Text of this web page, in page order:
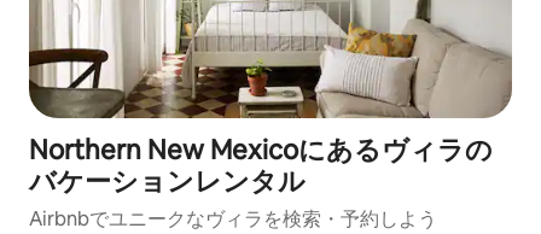
Northern New Mexicoにあるヴィラの
バケーションレンタル
Airbnbでユニークなヴィラを検索・予約しよう